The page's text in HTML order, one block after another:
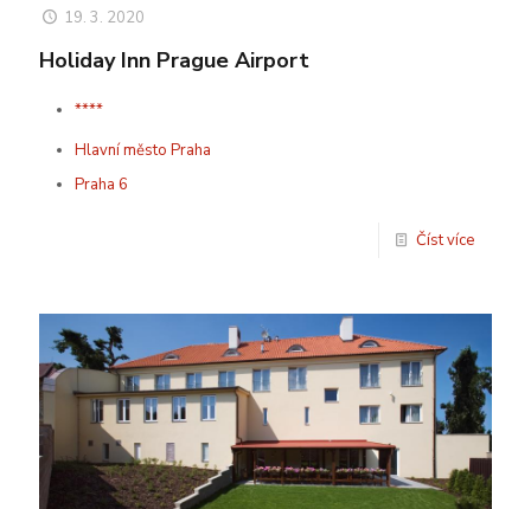
19. 3. 2020
Holiday Inn Prague Airport
****
Hlavní město Praha
Praha 6
Číst více